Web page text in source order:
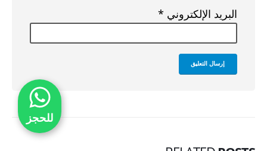
البريد الإلكتروني *
للحجز